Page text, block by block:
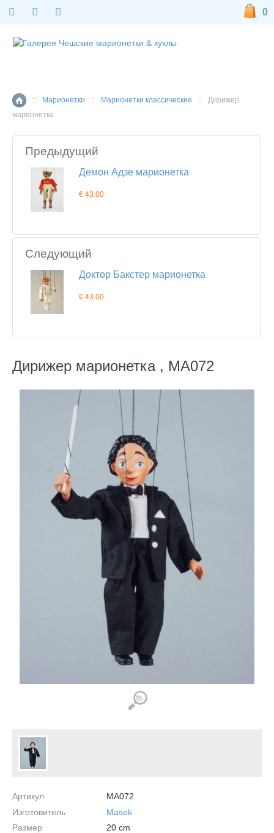
Главная страница
:: Марионетки :: Марионетки классические ::
Дирижер
марионетка
Предыдущий
Демон Адзе марионетка
€ 43.00
Следующий
Доктор Бакстер марионетка
€ 43.00
Дирижер марионетка , MA072
Артикул
MA072
Изготовитель
Masek
Размер
20 cm
0